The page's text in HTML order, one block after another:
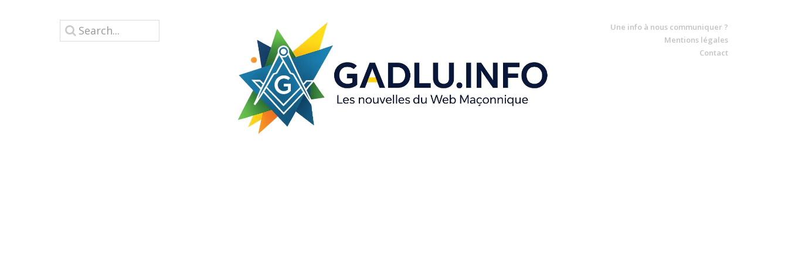
Une info à nous communiquer ?
Mentions légales
Contact